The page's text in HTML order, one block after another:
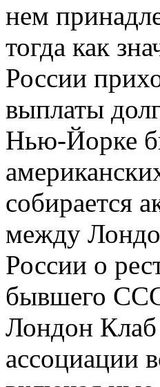
нем
тогда как
России
выплаты
Нью-Йорке
собирается
между
России о
бывшего
Лондон
ассоциации